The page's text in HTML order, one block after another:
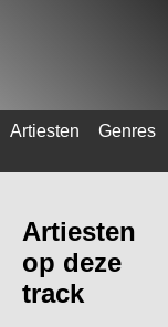
Artiesten Genres
Artiesten
op deze
track